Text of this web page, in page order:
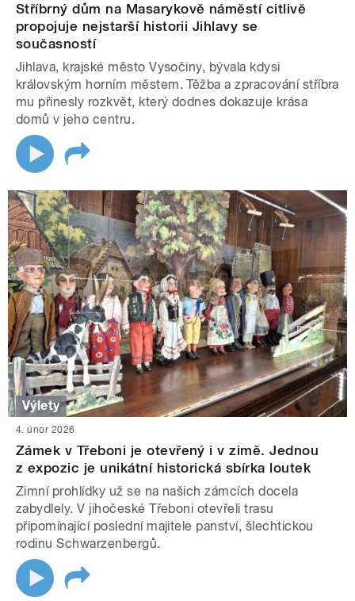
Stříbrný dům na Masarykově náměstí citlivě
propojuje nejstarší historii Jihlavy se
současností
Jihlava, krajské město Vysočiny, bývala kdysi
královským horním městem. Těžba a zpracování stříbra
mu přinesly rozkvět, který dodnes dokazuje krása
domů v jeho centru.
Výlety
4. únor 2026
Zámek v Třeboni je otevřený i v zimě. Jednou
z expozic je unikátní historická sbírka loutek
Zimní prohlídky už se na našich zámcích docela
zabydlely. V jihočeské Třeboni otevřeli trasu
připomínající poslední majitele panství, šlechtickou
rodinu Schwarzenbergů.